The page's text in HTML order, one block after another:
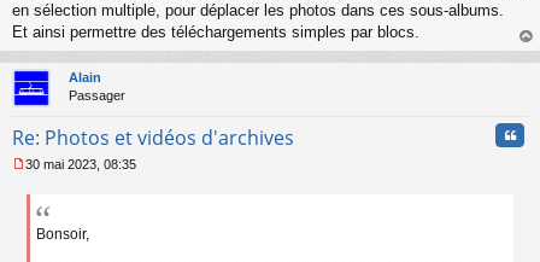
o
n
u
en sélection multiple, pour déplacer les photos dans ces sous-albums.
Et ainsi permettre des téléchargements simples par blocs.
au
Alain
Passager
Re: Photos et vidéos d'archives
e
30 mai 2023, 08:35
Bonsoir,